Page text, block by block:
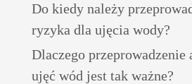
Do kiedy należy
ryzyka dla ujęcia wody?
Dlaczego
ujęć wód jest tak ważne?